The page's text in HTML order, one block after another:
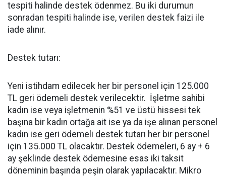
tespiti halinde destek ödenmez. Bu iki durumun
sonradan tespiti halinde ise, verilen destek faizi ile
iade alınır.
Destek tutarı:
Yeni istihdam edilecek her bir personel için 125.000
TL geri ödemeli destek verilecektir. İşletme sahibi
kadın ise veya işletmenin %51 ve üstü hissesi tek
başına bir kadın ortağa ait ise ya da işe alınan personel
kadın ise geri ödemeli destek tutarı her bir personel
için 135.000 TL olacaktır. Destek ödemeleri, 6 ay + 6
ay şeklinde destek ödemesine esas iki taksit
döneminin başında peşin olarak yapılacaktır. Mikro